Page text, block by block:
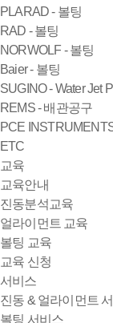
PLARAD - 볼팅
RAD - 볼팅
NORWOLF - 볼팅
Baier - 볼팅
SUGINO - Water Jet
REMS - 배관공구
PCE
ETC
교육
교육안내
진동분석교육
얼라이먼트 교육
볼팅 교육
교육 신청
서비스
진동 & 얼라이먼트
볼팅 서비스